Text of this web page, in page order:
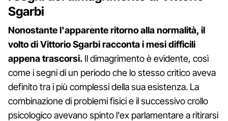
Sgarbi
Nonostante l'apparente ritorno alla normalità, il
volto di Vittorio Sgarbi racconta i mesi difficili
appena trascorsi. Il dimagrimento è evidente, così
come i segni di un periodo che lo stesso critico aveva
definito tra i più complessi della sua esistenza. La
combinazione di problemi fisici e il successivo crollo
psicologico avevano spinto l'ex parlamentare a ritirarsi